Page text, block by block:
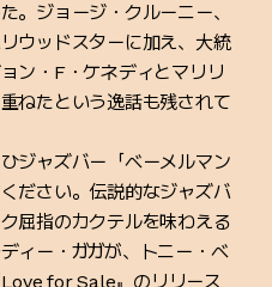
。ジョージ・クルーニー、
ウッドスターに加え、大統
ン・F・ケネディとマリリ
ねたという逸話も残されて
ジャズバー「ベーメルマン
ださい。伝説的なジャズバ
屈指のカクテルを味わえる
ィー・ガガが、トニー・ベ
for Sale』のリリース